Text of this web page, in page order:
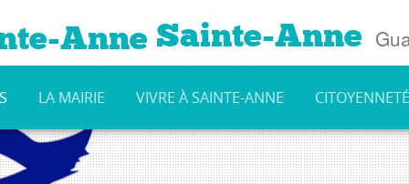
Sainte-Anne
LA MAIRIE VIVRE À SAINTE-ANNE CITOYENNETÉ